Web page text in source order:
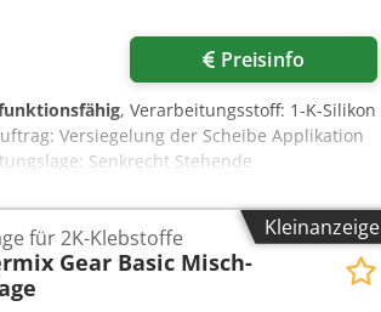
Preisinfo
, Verarbeitungsstoff: 1-K-Silikon
Versiegelung der Scheibe Applikation
Senkrecht Stehende
Kleinanzeige
für 2K-Klebstoffe
Gear Basic Misch-